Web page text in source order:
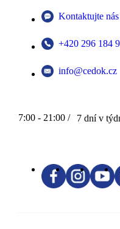
Kontaktujte nás
+420 296 184
info@cedok.cz
7:00 - 21:00 / 7 dní v